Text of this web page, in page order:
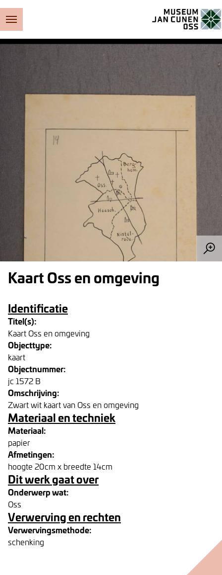
Kaart Oss en omgeving
Identificatie
Titel(s):
Kaart Oss en omgeving
Objecttype:
kaart
Objectnummer:
jc 1572 B
Omschrijving:
Zwart wit kaart van Oss en omgeving
Materiaal en techniek
Materiaal:
papier
Afmetingen:
hoogte 20cm x breedte 14cm
Dit werk gaat over
Onderwerp wat:
Oss
Verwerving en rechten
Verwervingsmethode:
schenking